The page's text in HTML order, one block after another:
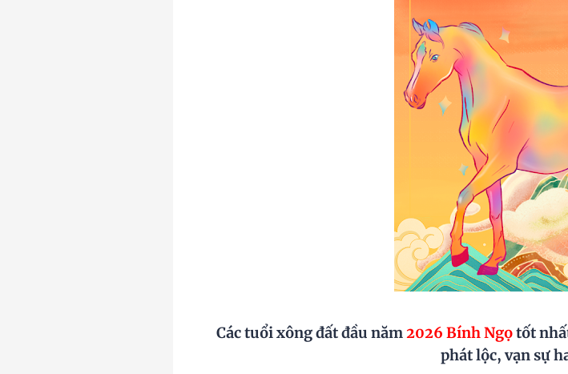
Các tuổi xông đất đầu năm2026 Bính Ngọtốt
phát lộc, vạn sự